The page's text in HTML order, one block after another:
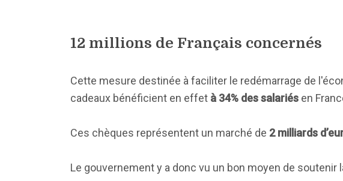
12 millions de Français concernés
Cette mesure destinée à faciliter le redémarrage de
cadeaux bénéficient en effet à 34% des salariés en
Ces chèques représentent un marché de 2 milliards
Le gouvernement y a donc vu un bon moyen de